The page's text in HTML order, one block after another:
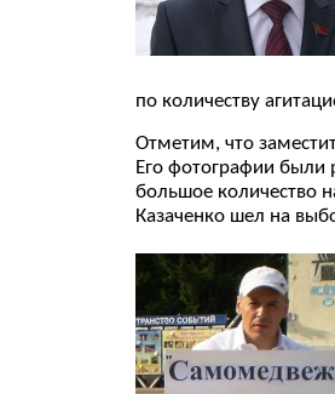
по количеству
Отметим, что
Его фотографии были
большое количество
Казаченко шел на